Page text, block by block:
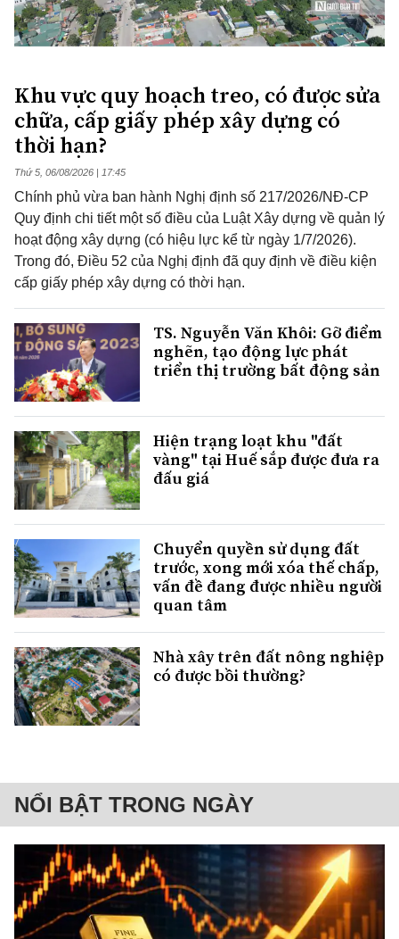
Khu vực quy hoạch treo, có được sửa
chữa, cấp giấy phép xây dựng có
thời hạn?
Thứ 5, 06/08/2026 | 17:45
Chính phủ vừa ban hành Nghị định số 217/2026/NĐ-CP
Quy định chi tiết một số điều của Luật Xây dựng về quản lý
hoạt động xây dựng (có hiệu lực kể từ ngày 1/7/2026).
Trong đó, Điều 52 của Nghị định đã quy định về điều kiện
cấp giấy phép xây dựng có thời hạn.
TS. Nguyễn Văn Khôi: Gỡ điểm
nghẽn, tạo động lực phát
triển thị trường bất động sản
Hiện trạng loạt khu "đất
vàng" tại Huế sắp được đưa ra
đấu giá
Chuyển quyền sử dụng đất
trước, xong mới xóa thế chấp,
vấn đề đang được nhiều người
quan tâm
Nhà xây trên đất nông nghiệp
có được bồi thường?
NỔI BẬT TRONG NGÀY